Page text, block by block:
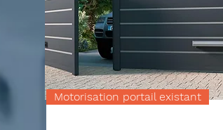
Motorisation portail existant